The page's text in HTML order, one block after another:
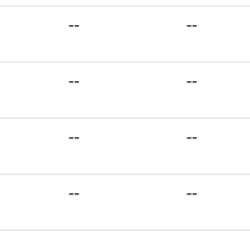
-- --
-- --
-- --
-- --